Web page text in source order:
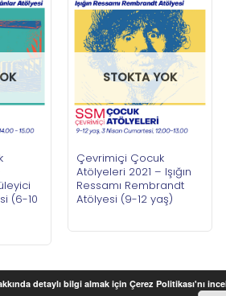
(6-10
STOKTA YOK
Çevrimiçi Çocuk
Atölyeleri 2021 – Işığın
Ressamı Rembrandt
Atölyesi (9-12 yaş)
detaylı bilgi almak için Çerez Politikası'nı